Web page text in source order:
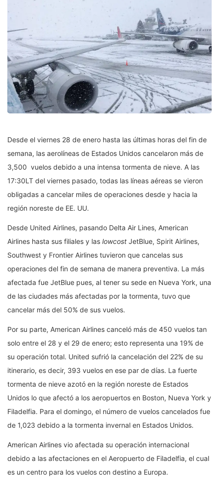
Desde el viernes 28 de enero hasta las últimas horas del fin de
semana, las aerolíneas de Estados Unidos cancelaron más de
3,500 vuelos debido a una intensa tormenta de nieve. A las
17:30LT del viernes pasado, todas las líneas aéreas se vieron
obligadas a cancelar miles de operaciones desde y hacia la
región noreste de EE. UU.
Desde United Airlines, pasando Delta Air Lines, American
Airlines hasta sus filiales y las lowcost JetBlue, Spirit Airlines,
Southwest y Frontier Airlines tuvieron que cancelas sus
operaciones del fin de semana de manera preventiva. La más
afectada fue JetBlue pues, al tener su sede en Nueva York, una
de las ciudades más afectadas por la tormenta, tuvo que
cancelar más del 50% de sus vuelos.
Por su parte, American Airlines canceló más de 450 vuelos tan
solo entre el 28 y el 29 de enero; esto representa una 19% de
su operación total. United sufrió la cancelación del 22% de su
itinerario, es decir, 393 vuelos en ese par de días. La fuerte
tormenta de nieve azotó en la región noreste de Estados
Unidos lo que afectó a los aeropuertos en Boston, Nueva York y
Filadelfia. Para el domingo, el número de vuelos cancelados fue
de 1,023 debido a la tormenta invernal en Estados Unidos.
American Airlines vio afectada su operación internacional
debido a las afectaciones en el Aeropuerto de Filadelfia, el cual
es un centro para los vuelos con destino a Europa.